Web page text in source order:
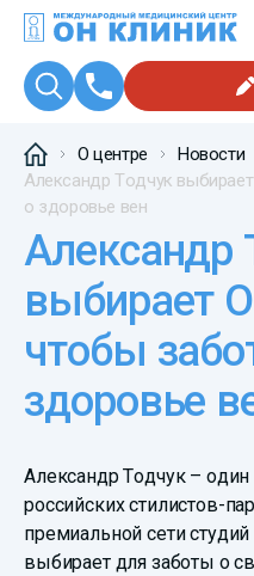
О центре
Новости
Александр Тодчук
о здоровье вен
Александр Тодчук
выбирает
чтобы
здоровье
Александр Тодчук –
российских стилистов-
премиальной сети
выбирает для заботы о